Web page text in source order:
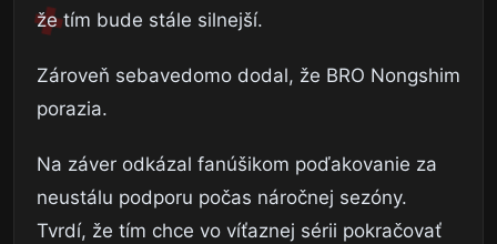
že tím bude stále silnejší.
Zároveň sebavedomo dodal, že BRO Nongshim
porazia.
Na záver odkázal fanúšikom poďakovanie za
neustálu podporu počas náročnej sezóny.
Tvrdí, že tím chce vo víťaznej sérii pokračovať